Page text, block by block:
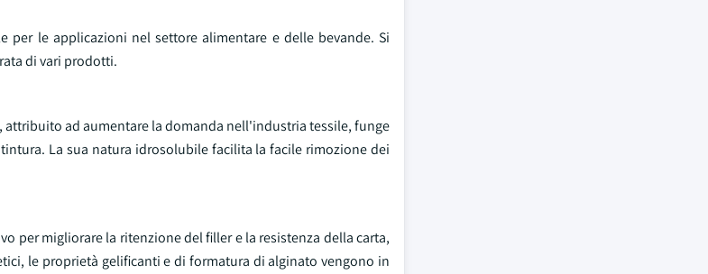
le applicazioni nel settore alimentare e delle bevande. Si
di vari prodotti.
attribuito ad aumentare la domanda nell'industria tessile, funge
La sua natura idrosolubile facilita la facile rimozione dei
per migliorare la ritenzione del filler e la resistenza della carta,
le proprietà gelificanti e di formatura di alginato vengono in